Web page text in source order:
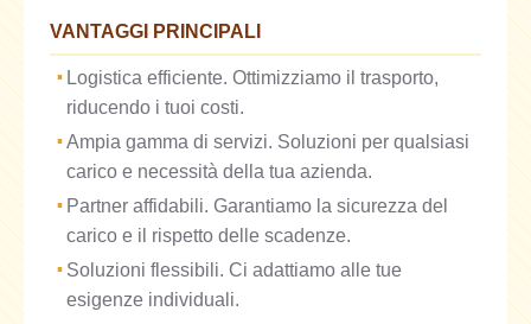
VANTAGGI PRINCIPALI
Logistica efficiente. Ottimizziamo il trasporto,
riducendo i tuoi costi.
Ampia gamma di servizi. Soluzioni per qualsiasi
carico e necessità della tua azienda.
Partner affidabili. Garantiamo la sicurezza del
carico e il rispetto delle scadenze.
Soluzioni flessibili. Ci adattiamo alle tue
esigenze individuali.